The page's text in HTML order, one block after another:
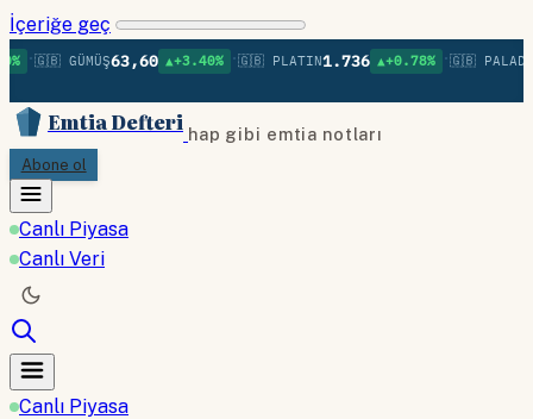
İçeriğe geç
63,60 ▲+3.40% • 🇬🇧 PLATIN1.736 ▲+0.78% • 🇬🇧 PALADYUM 1.379
Emtia Defteri hap gibi emtia notları
Abone ol
Canlı Piyasa
Canlı Veri
Canlı Piyasa